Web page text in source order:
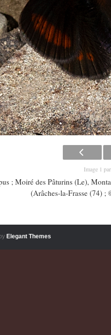
Image 1
; Moiré des Pâturins (Le),
(Arâches-la-Frasse (74)
Elegant Themes